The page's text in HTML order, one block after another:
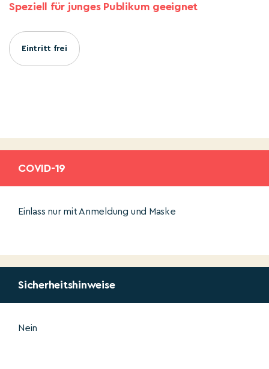
Speziell für junges Publikum geeignet
Eintritt frei
COVID-19
Einlass nur mit Anmeldung und Maske
Sicherheitshinweise
Nein